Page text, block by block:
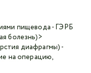
пищевода - ГЭРБ
болезнь)>
диафрагмы) -
на операцию,